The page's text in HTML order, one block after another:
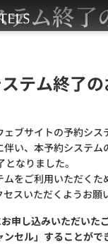
ム終了
テム終了
ブサイトの予約シス
い、本予約システム
なりました。
ムをご利用いただくた
スいただくようお願
申し込みいただいた
セル」することがで